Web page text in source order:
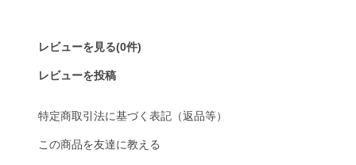
レビューを見る(0件)
レビューを投稿
特定商取引法に基づく表記（返品等）
この商品を友達に教える